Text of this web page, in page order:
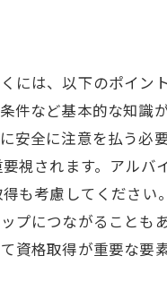
には、以下のポイン
件など基本的な知識
安全に注意を払う必
視されます。アルバ
も考慮してください
につながることもあ
格取得が重要な要素